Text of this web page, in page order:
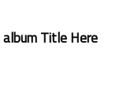
album Title Here